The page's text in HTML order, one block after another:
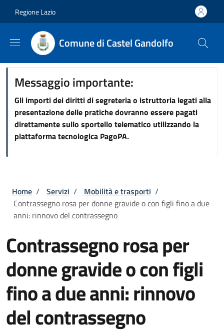
Regione Lazio
Comune di Castel Gandolfo
Messaggio importante:
Gli importi dei diritti di segreteria o istruttoria legati alla
presentazione delle pratiche dovranno essere pagati
direttamente sullo sportello telematico utilizzando la
piattaforma tecnologica PagoPA.
Briciole di pane
Home / Servizi / Mobilità e trasporti /
Contrassegno rosa per donne gravide o con figli fino a due
anni: rinnovo del contrassegno
Contrassegno rosa per
donne gravide o con figli
fino a due anni: rinnovo
del contrassegno